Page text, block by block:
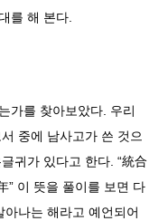
를 해 본다.
가를 찾아보았다. 우리
중에 남사고가 쓴 것으
귀가 있다고 한다. “統合
” 이 뜻을 풀이를 보면 다
나는 해라고 예언되어